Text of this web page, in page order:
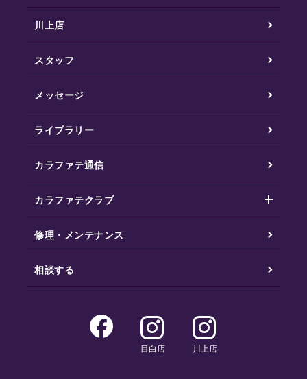
川上店
スタッフ
メッセージ
ライブラリー
カラファテ通信
カラファテクラブ
修理・メンテナンス
相談する
目白店 川上店